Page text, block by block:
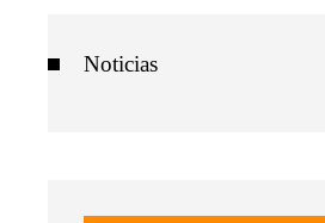
Noticias